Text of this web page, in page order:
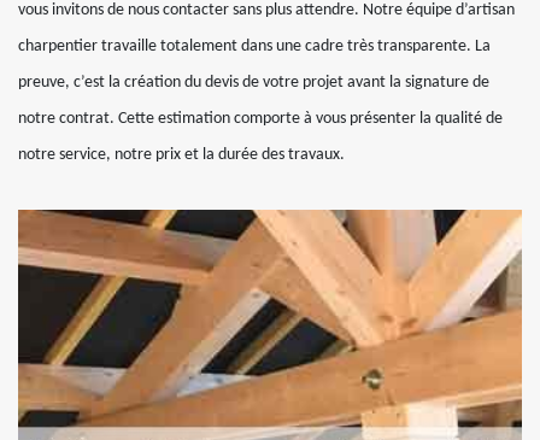
vous invitons de nous contacter sans plus attendre. Notre équipe d’artisan
charpentier travaille totalement dans une cadre très transparente. La
preuve, c’est la création du devis de votre projet avant la signature de
notre contrat. Cette estimation comporte à vous présenter la qualité de
notre service, notre prix et la durée des travaux.